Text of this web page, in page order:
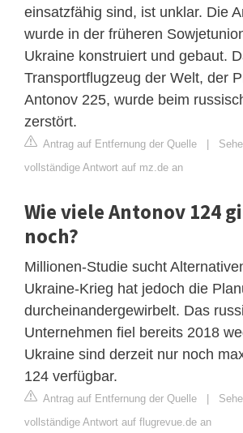
einsatzfähig sind, ist unklar. Die
wurde in der früheren
Ukraine konstruiert und gebaut.
Transportflugzeug der Welt, der
Antonov 225, wurde beim
zerstört.
Antrag auf Entfernung der Quelle
vollständige Antwort auf mz.de an
Wie viele Antonov 124
noch?
Millionen-Studie sucht
Ukraine-Krieg hat jedoch die
durcheinandergewirbelt. Das
Unternehmen fiel bereits 2018
Ukraine sind derzeit nur noch
124 verfügbar.
Antrag auf Entfernung der Quelle
vollständige Antwort auf flugrevue.de an